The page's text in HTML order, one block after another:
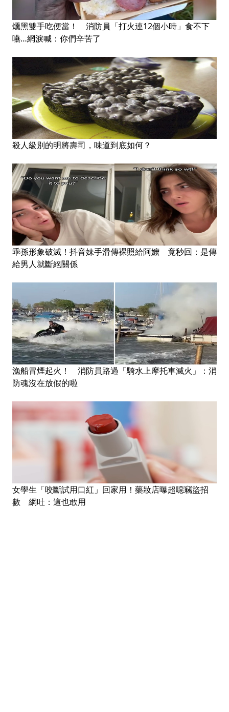
燻黑雙手吃便當！ 消防員「打火連12個小時」食不下
嚥…網淚喊：你們辛苦了
殺人級別的明將壽司，味道到底如何？
乖孫形象破滅！抖音妹手滑傳裸照給阿嬤 竟秒回：是傳
給男人就斷絕關係
漁船冒煙起火！ 消防員路過「騎水上摩托車滅火」：消
防魂沒在放假的啦
女學生「咬斷試用口紅」回家用！藥妝店曝超噁竊盜招
數 網吐：這也敢用